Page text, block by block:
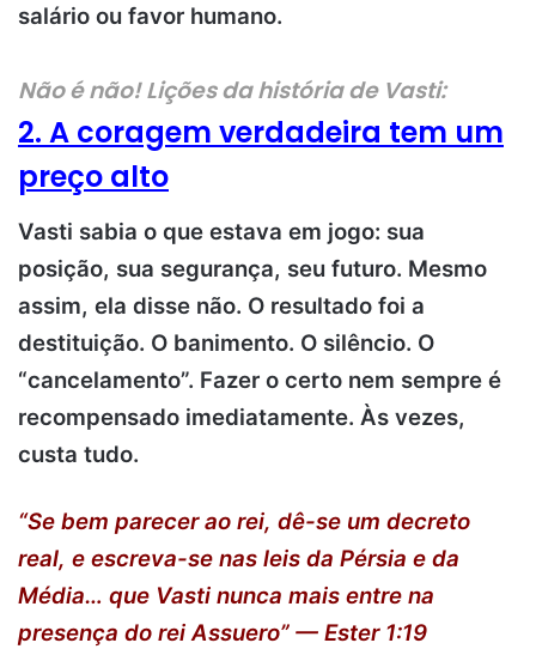
salário ou favor humano.
Não é não!Lições da história de Vasti:
2. A coragem verdadeira tem um
preço alto
Vasti sabia o que estava em jogo: sua
posição, sua segurança, seu futuro. Mesmo
assim, ela disse não. O resultado foi a
destituição. O banimento. O silêncio. O
“cancelamento”. Fazer o certo nem sempre é
recompensado imediatamente. Às vezes,
custa tudo.
“Se bem parecer ao rei, dê-se um decreto
real, e escreva-se nas leis da Pérsia e da
Média… que Vasti nunca mais entre na
presença do rei Assuero” — Ester 1:19